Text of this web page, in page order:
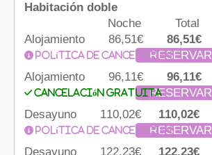
Habitación doble
Noche
Total
Alojamiento
86,51€
86,51€
RESERVAR
Política de cancelación
Alojamiento 96,11€
96,11€
RESERVAR
Cancelación gratuita
Desayuno 110,02€
110,02€
RESERVAR
Política de cancelación
Desayuno 122,23€ 122,23€